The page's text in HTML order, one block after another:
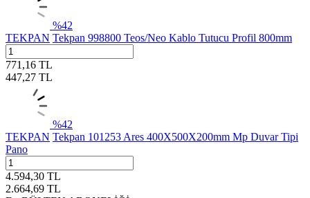
%42
TEKPAN Tekpan 998800 Teos/Neo Kablo Tutucu Profil 800mm
771,16 TL
447,27 TL
%42
TEKPAN Tekpan 101253 Ares 400X500X200mm Mp Duvar Tipi
Pano
4.594,30 TL
2.664,69 TL